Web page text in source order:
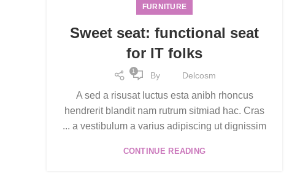
FURNITURE
Sweet seat: functional seat
for IT folks
By Delcosm
1
A sed a risusat luctus esta anibh rhoncus
hendrerit blandit nam rutrum sitmiad hac. Cras
a vestibulum a varius adipiscing ut dignissim ...
CONTINUE READING